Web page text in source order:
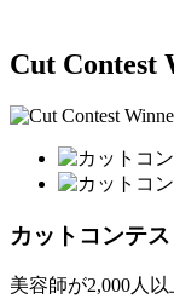
Cut Contest
カットコンテ
美容師が2,000人